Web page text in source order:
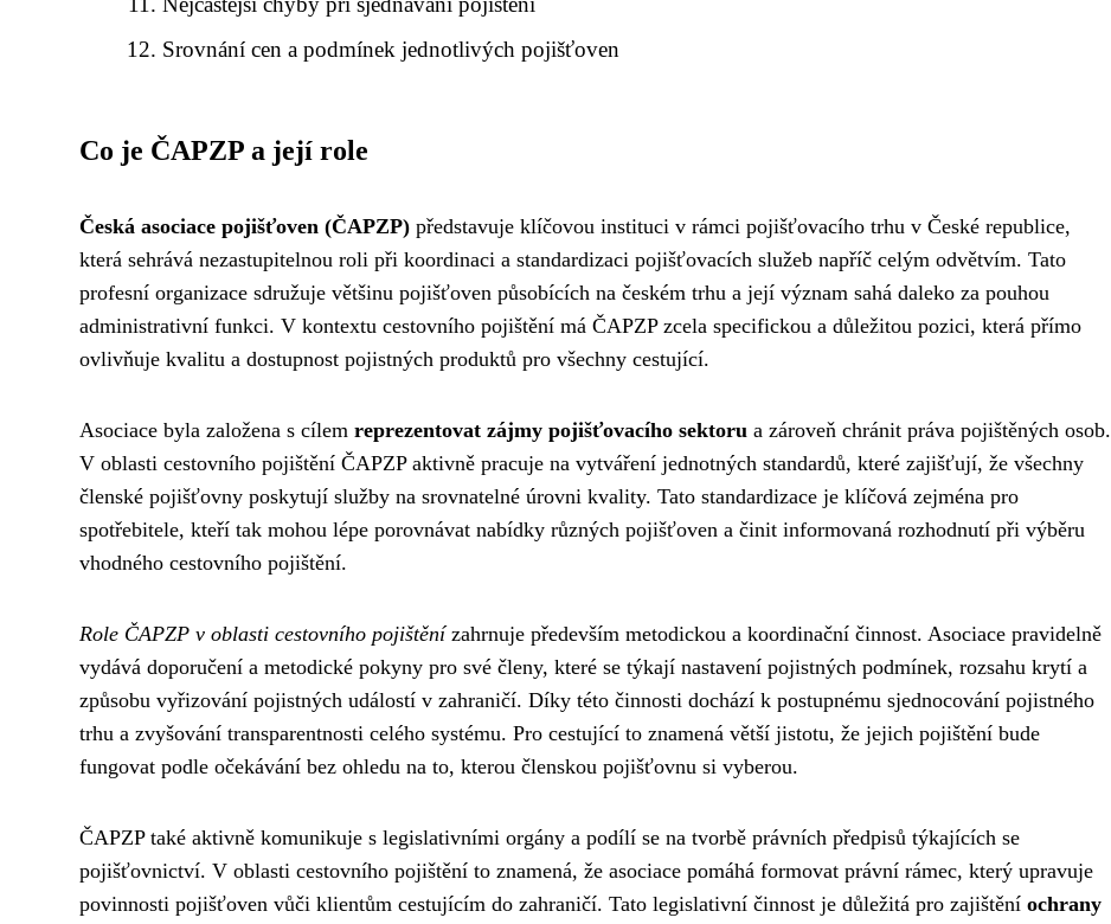
Srovnání cen a podmínek jednotlivých pojišťoven
Co je ČAPZP a její role
Česká asociace pojišťoven (ČAPZP) představuje klíčovou instituci v rámci pojišťovacího trhu v České republice,
která sehrává nezastupitelnou roli při koordinaci a standardizaci pojišťovacích služeb napříč celým odvětvím. Tato
profesní organizace sdružuje většinu pojišťoven působících na českém trhu a její význam sahá daleko za pouhou
administrativní funkci. V kontextu cestovního pojištění má ČAPZP zcela specifickou a důležitou pozici, která přímo
ovlivňuje kvalitu a dostupnost pojistných produktů pro všechny cestující.
Asociace byla založena s cílem reprezentovat zájmy pojišťovacího sektoru a zároveň chránit práva pojištěných osob.
V oblasti cestovního pojištění ČAPZP aktivně pracuje na vytváření jednotných standardů, které zajišťují, že všechny
členské pojišťovny poskytují služby na srovnatelné úrovni kvality. Tato standardizace je klíčová zejména pro
spotřebitele, kteří tak mohou lépe porovnávat nabídky různých pojišťoven a činit informovaná rozhodnutí při výběru
vhodného cestovního pojištění.
Role ČAPZP v oblasti cestovního pojištěnízahrnuje především metodickou a koordinační činnost. Asociace pravidelně
vydává doporučení a metodické pokyny pro své členy, které se týkají nastavení pojistných podmínek, rozsahu krytí a
způsobu vyřizování pojistných událostí v zahraničí. Díky této činnosti dochází k postupnému sjednocování pojistného
trhu a zvyšování transparentnosti celého systému. Pro cestující to znamená větší jistotu, že jejich pojištění bude
fungovat podle očekávání bez ohledu na to, kterou členskou pojišťovnu si vyberou.
ČAPZP také aktivně komunikuje s legislativními orgány a podílí se na tvorbě právních předpisů týkajících se
pojišťovnictví. V oblasti cestovního pojištění to znamená, že asociace pomáhá formovat právní rámec, který upravuje
povinnosti pojišťoven vůči klientům cestujícím do zahraničí. Tato legislativní činnost je důležitá pro zajištění ochrany